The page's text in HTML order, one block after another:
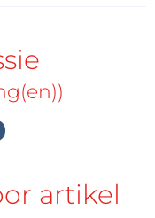
artikel